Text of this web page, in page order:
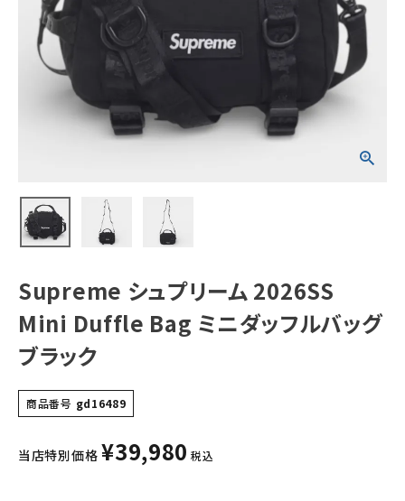
Supreme シュプ
リーム 2026SS
Mini Duffle Bag
ミニダッフルバッグ
¥39,980 (税込)
NEW ITEMS
Tシャツ・ロングスリーブ
パーカー・トレーナー
キャップ・ハット
ニット帽・ビーニー
その他バッグ類
スニーカー・ブーツ
Supreme シュプリーム 2026SS
Mini Duffle Bag ミニダッフルバッグ
ブラック
商品番号 gd16489
当店特別価格 ¥39,980 税込